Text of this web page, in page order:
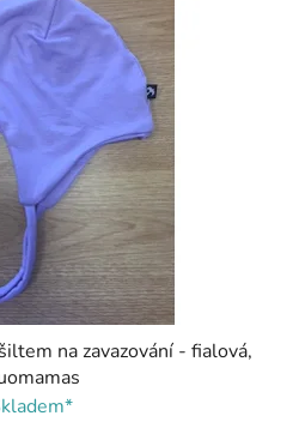
na zavazování - fialová,